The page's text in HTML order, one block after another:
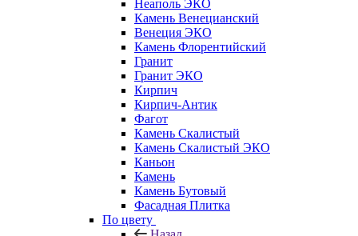
Неаполь ЭКО
Камень Венецианский
Венеция ЭКО
Камень Флорентийский
Гранит
Гранит ЭКО
Кирпич
Кирпич-Антик
Фагот
Камень Скалистый
Камень Скалистый ЭКО
Каньон
Камень
Камень Бутовый
Фасадная Плитка
По цвету